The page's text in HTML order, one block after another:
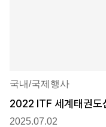
국내/국제행사
2022 ITF 세계태권도
2025.07.02